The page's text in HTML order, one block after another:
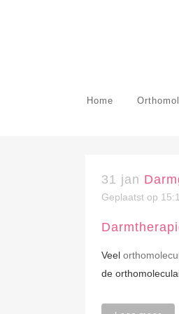
Home
31 jan
Geplaatst op
Veel
de